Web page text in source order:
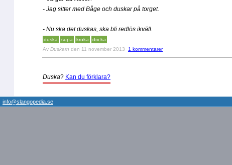
- Jag sitter med Båge och duskar på torget.
- Nu ska det duskas, ska bli redlös ikväll.
duska supa kröka
dricka
Av Duskarn den 11 november 2013 1 kommentarer
Duska? Kan du förklara?
info@slangopedia.se